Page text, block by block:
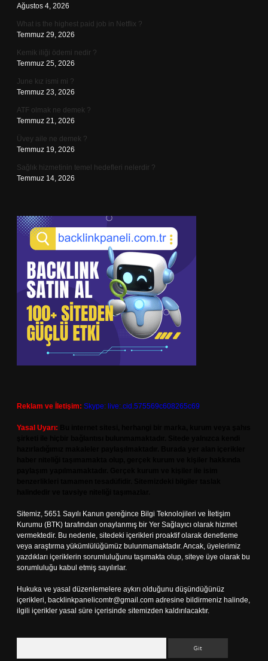
Ağustos 4, 2026
What is the highest paid job in Netflix ?
Temmuz 29, 2026
Kemik iliği ödemi nedir ?
Temmuz 25, 2026
June kız ismi mi ?
Temmuz 23, 2026
ATF olmak ne demek ?
Temmuz 21, 2026
Üvey aile ne demek ?
Temmuz 19, 2026
Sağlık hizmetinin temel hedefleri nelerdir ?
Temmuz 14, 2026
Reklam ve İletişim: Skype: live:.cid.575569c608265c69
Yasal Uyarı:
Sitemiz, 5651 Sayılı Kanun gereğince Bilgi Teknolojileri ve İletişim
Kurumu (BTK) tarafından onaylanmış bir Yer Sağlayıcı olarak hizmet
vermektedir. Bu nedenle, sitedeki içerikleri proaktif olarak denetleme
veya araştırma yükümlülüğümüz bulunmamaktadır. Ancak, üyelerimiz
yazdıkları içeriklerin sorumluluğunu taşımakta olup, siteye üye olarak bu
sorumluluğu kabul etmiş sayılırlar.
Hukuka ve yasal düzenlemelere aykırı olduğunu düşündüğünüz
içerikleri, backlinkpanelicomtr@gmail.com adresine bildirmeniz halinde,
ilgili içerikler yasal süre içerisinde sitemizden kaldırılacaktır.